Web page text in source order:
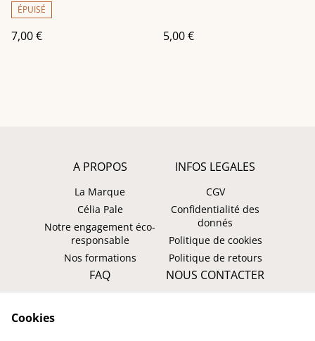
ÉPUISÉ
7,00 € 5,00 €
A PROPOS
La Marque
Célia Pale
Notre engagement éco-
responsable
Nos formations
INFOS LEGALES
CGV
Confidentialité des
donnés
Politique de cookies
Politique de retours
FAQ
Suivre ma commande
NOUS CONTACTER
Cookies